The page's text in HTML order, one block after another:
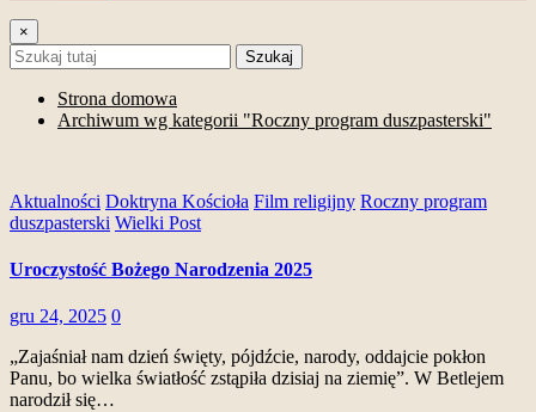
×
Szukaj
Strona domowa
Archiwum wg kategorii "Roczny program duszpasterski"
Aktualności Doktryna Kościoła Film religijny Roczny program
duszpasterski Wielki Post
Uroczystość Bożego Narodzenia 2025
gru 24, 2025 0
„Zajaśniał nam dzień święty, pójdźcie, narody, oddajcie pokłon
Panu, bo wielka światłość zstąpiła dzisiaj na ziemię”. W Betlejem
narodził się…